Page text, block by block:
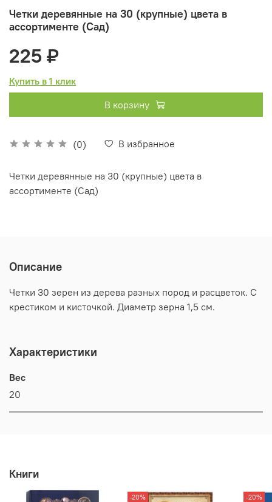
Четки деревянные на 30 (крупные) цвета в
ассортименте (Сад)
(0) В избранное
225 ₽
Купить в 1 клик
В корзину
Четки деревянные на 30 (крупные) цвета в
ассортименте (Сад)
Описание
Четки 30 зерен из дерева разных пород и расцветок. С
крестиком и кисточкой. Диаметр зерна 1,5 см.
Характеристики
Вес
20
Книги
-20% -20%